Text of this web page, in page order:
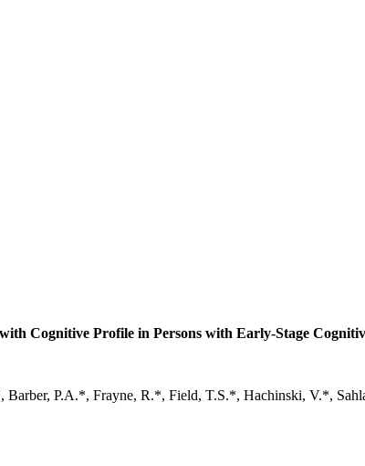
Cognitive Profile in Persons with Early-Stage
P.A.*, Frayne, R.*, Field, T.S.*, Hachinski, V.*,